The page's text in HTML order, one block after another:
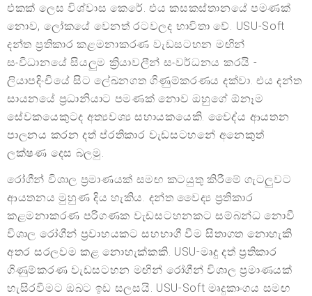
එකක් ලෙස විශ්වාස කෙරේ. එය කසකස්තානයේ පමණක්
නොව, ලෝකයේ වෙනත් රටවලද භාවිතා වේ. USU-Soft
දන්ත ප්‍රතිකාර කළමනාකරණ වැඩසටහන මඟින්
සංවිධානයේ සියලුම ක්‍රියාවලීන් සංවර්ධනය කරයි -
ලියාපදිංචියේ සිට ලේඛනගත ගිණුම්කරණය දක්වා. එය දන්ත
සායනයේ ප්‍රධානියාට පමණක් නොව ඔහුගේ ඕනෑම
සේවකයෙකුටද අත්‍යවශ්‍ය සහායකයෙකි. වෛද්ය ආයතන
පාලනය කරන දත් ප්රතිකාර වැඩසටහනේ අනෙකුත්
ලක්ෂණ දෙස බලමු.
රෝගීන් විශාල ප්‍රමාණයක් සමඟ කටයුතු කිරීමේ ගැටලුවට
ආයතනය මුහුණ දිය හැකිය. දන්ත වෛද්‍ය ප්‍රතිකාර
කළමනාකරණ පරිගණක වැඩසටහනකට සම්බන්ධ නොවී
විශාල රෝගීන් ප්‍රවාහයකට සහභාගී වීම සිතාගත නොහැකි
අතර සරලවම කළ නොහැක්කකි. USU-මෘදු දත් ප්‍රතිකාර
ගිණුම්කරණ වැඩසටහන මඟින් රෝගීන් විශාල ප්‍රමාණයක්
හැසිරවීමට ඔබට ඉඩ සලසයි. USU-Soft මෘදුකාංගය සමඟ